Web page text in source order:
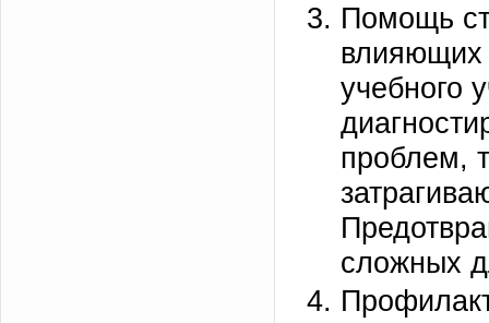
Помощь
влияющих
учебного
проблем,
сложных